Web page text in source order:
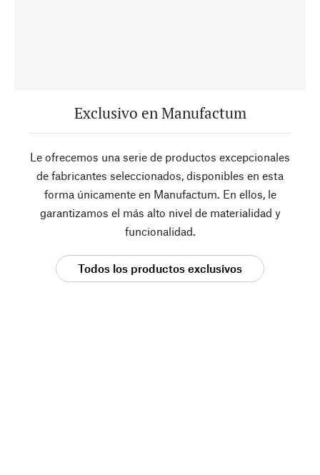
Exclusivo en Manufactum
Le ofrecemos una serie de productos excepcionales
de fabricantes seleccionados, disponibles en esta
forma únicamente en Manufactum. En ellos, le
garantizamos el más alto nivel de materialidad y
funcionalidad.
Todos los productos exclusivos